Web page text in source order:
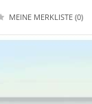
MEINE MERKLISTE (0)